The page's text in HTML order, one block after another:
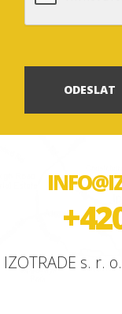
ODESLAT
IZOTRADE s. r.